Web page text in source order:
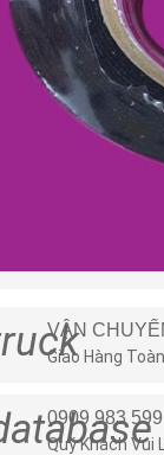
VẬN
Giao Hàng
0909 983 599
Quý Khách Vui